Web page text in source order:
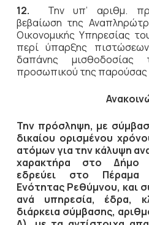
12. Την υπ’ αριθμ.
βεβαίωση της
Οικονομικής Υπηρεσίας
περί ύπαρξης
δαπάνης
προσωπικού της παρούσας
Την πρόσληψη, με
δικαίου ορισμένου
ατόμων για την κάλυψη
χαρακτήρα στο Δήμο
εδρεύει στο Πέραμα
Ενότητας Ρεθύμνου, και
ανά υπηρεσία, έδρα,
διάρκεια σύμβασης,